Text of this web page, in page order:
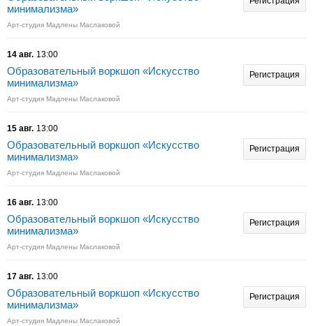
минимализма»
Арт-студия Мадлены Маслаковой
14 авг. 13:00
Образовательный воркшоп «Искусство
минимализма»
Арт-студия Мадлены Маслаковой
Регистрация
15 авг. 13:00
Образовательный воркшоп «Искусство
минимализма»
Арт-студия Мадлены Маслаковой
Регистрация
16 авг. 13:00
Образовательный воркшоп «Искусство
минимализма»
Арт-студия Мадлены Маслаковой
Регистрация
17 авг. 13:00
Образовательный воркшоп «Искусство
минимализма»
Арт-студия Мадлены Маслаковой
Регистрация